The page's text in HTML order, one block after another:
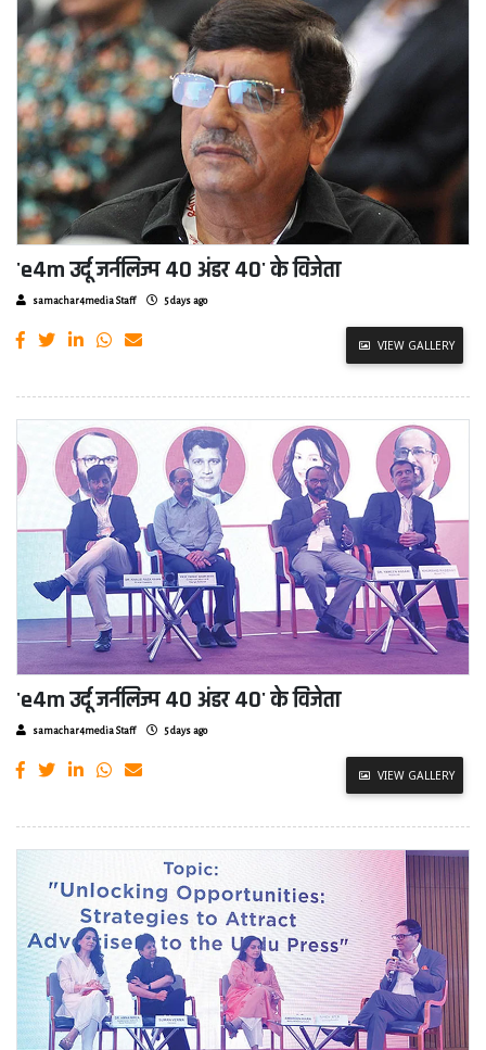
'e4m उर्दू जर्नलिज्म 40 अंडर 40' के विजेता
samachar4media Staff 5 days ago
VIEW GALLERY
'e4m उर्दू जर्नलिज्म 40 अंडर 40' के विजेता
samachar4media Staff 5 days ago
VIEW GALLERY